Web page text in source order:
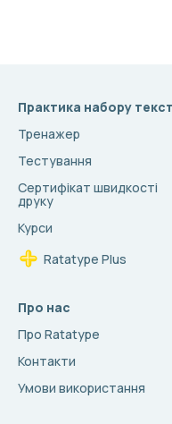
Практика набору
Тренажер
Тестування
Сертифікат швидкості
друку
Курси
Ratatype Plus
Про нас
Про Ratatype
Контакти
Умови використання